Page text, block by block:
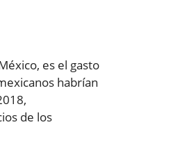
es el gasto
habrían
de los